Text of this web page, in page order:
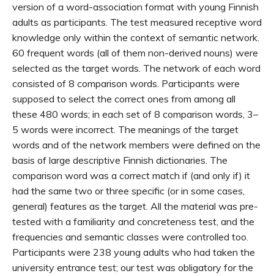
version of a word-association format with young Finnish
adults as participants. The test measured receptive word
knowledge only within the context of semantic network.
60 frequent words (all of them non-derived nouns) were
selected as the target words. The network of each word
consisted of 8 comparison words. Participants were
supposed to select the correct ones from among all
these 480 words; in each set of 8 comparison words, 3–
5 words were incorrect. The meanings of the target
words and of the network members were defined on the
basis of large descriptive Finnish dictionaries. The
comparison word was a correct match if (and only if) it
had the same two or three specific (or in some cases,
general) features as the target. All the material was pre-
tested with a familiarity and concreteness test, and the
frequencies and semantic classes were controlled too.
Participants were 238 young adults who had taken the
university entrance test; our test was obligatory for the